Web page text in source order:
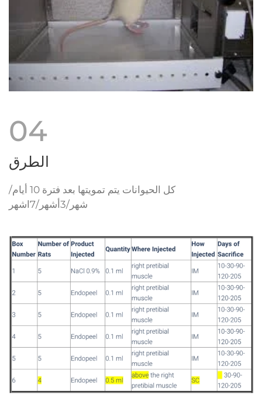
04
الطرق
كل الحيوانات يتم تمويتها بعد فترة 10 أيام/
شهر/3أشهر/7اشهر